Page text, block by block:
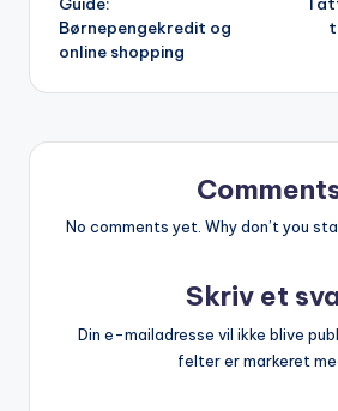
navigation
Børnepengekredit og
online shopping
No comments yet. Why don’t you
Skriv et
Din e-mailadresse vil ikke blive
felter er markeret